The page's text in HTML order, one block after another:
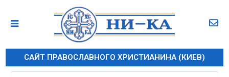
САЙТ ПРАВОСЛАВНОГО ХРИСТИАНИНА (КИЕВ)